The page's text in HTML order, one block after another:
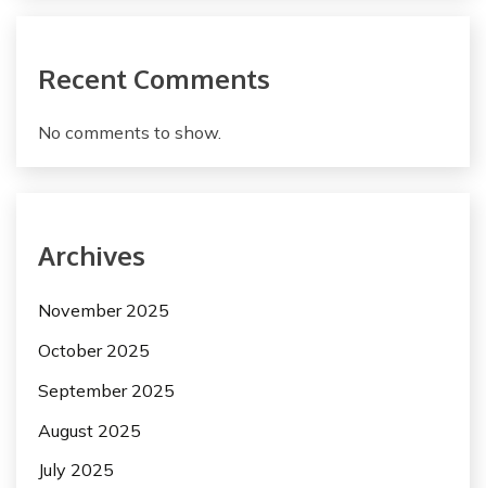
Recent Comments
No comments to show.
Archives
November 2025
October 2025
September 2025
August 2025
July 2025